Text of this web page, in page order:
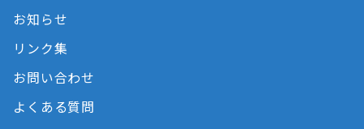
お知らせ
リンク集
お問い合わせ
よくある質問